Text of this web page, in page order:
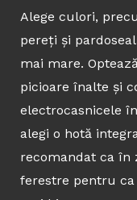
Alege culori,
pereți și
mai mare.
picioare înalte și
electrocasnicele
alegi o hotă
recomandat ca în
ferestre pentru